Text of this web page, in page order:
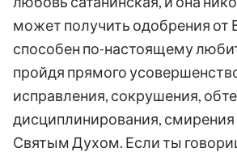
может получить одобрения от
способен по-настоящему
пройдя прямого
исправления, сокрушения,
дисциплинирования, смирения
Святым Духом. Если ты